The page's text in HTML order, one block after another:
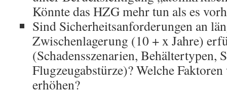
Könnte das HZG mehr tun als es
Sind Sicherheitsanforderungen an
Zwischenlagerung (10 + x Jahre)
(Schadensszenarien, Behältertypen,
Flugzeugabstürze)? Welche
erhöhen?